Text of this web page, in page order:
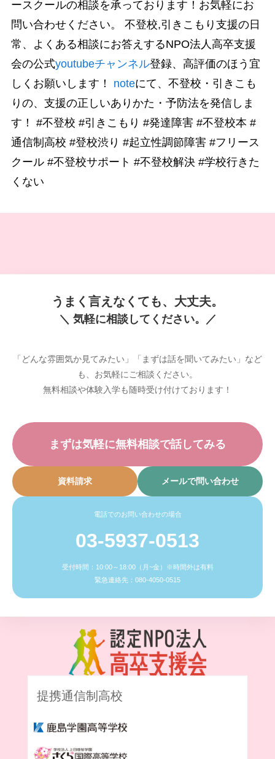
ースクールの相談を承っております！お気軽にお
問い合わせください。 不登校,引きこもり支援の日
常、よくある相談にお答えするNPO法人高卒支援
会の公式youtubeチャンネル登録、高評価のほう宜
しくお願いします！ noteにて、不登校・引きこも
りの、支援の正しいありかた・予防法を発信しま
す！ #不登校 #引きこもり #発達障害 #不登校本 #
通信制高校 #登校渋り #起立性調節障害 #フリース
クール #不登校サポート #不登校解決 #学校行きた
くない
うまく言えなくても、大丈夫。
＼ 気軽に相談してください。／
「どんな雰囲気か見てみたい」「まずは話を聞いてみたい」など
も、お気軽にご相談ください。
無料相談や体験入学も随時受け付けております！
まずは気軽に無料相談で話してみる
資料請求 メールで問い合わせ
電話でのお問い合わせの場合
03-5937-0513
受付時間：10:00～18:00（月~金）※時間外は有料
緊急連絡先：080-4050-0515
提携通信制高校